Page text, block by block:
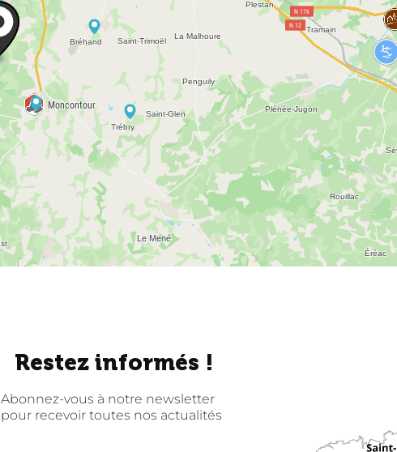
Restez informés !
Abonnez-vous à notre newsletter
pour recevoir toutes nos actualités